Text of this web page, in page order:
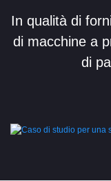
In qualità di
di macchine a
di